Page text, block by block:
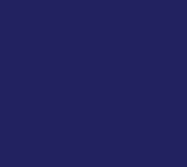
môžem s čistým
Ešte raz veľké
tímu za ich ochotu,
prístup. Prajem
aj naďalej.